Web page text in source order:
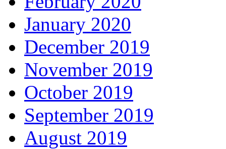
January 2020
December 2019
November 2019
October 2019
September 2019
August 2019